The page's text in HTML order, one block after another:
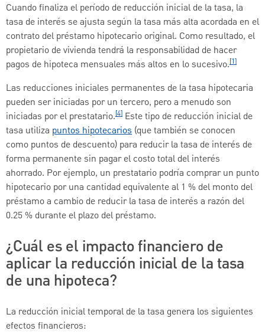
Cuando finaliza el período de reducción inicial de la tasa, la
tasa de interés se ajusta según la tasa más alta acordada en el
contrato del préstamo hipotecario original. Como resultado, el
propietario de vivienda tendrá la responsabilidad de hacer
pagos de hipoteca mensuales más altos en lo sucesivo.[1]
Las reducciones iniciales permanentes de la tasa hipotecaria
pueden ser iniciadas por un tercero, pero a menudo son
iniciadas por el prestatario.[4] Este tipo de reducción inicial de
tasa utiliza puntos hipotecarios (que también se conocen
como puntos de descuento) para reducir la tasa de interés de
forma permanente sin pagar el costo total del interés
ahorrado. Por ejemplo, un prestatario podría comprar un punto
hipotecario por una cantidad equivalente al 1 % del monto del
préstamo a cambio de reducir la tasa de interés a razón del
0.25 % durante el plazo del préstamo.
¿Cuál es el impacto financiero de
aplicar la reducción inicial de la tasa
de una hipoteca?
La reducción inicial temporal de la tasa genera los siguientes
efectos financieros: